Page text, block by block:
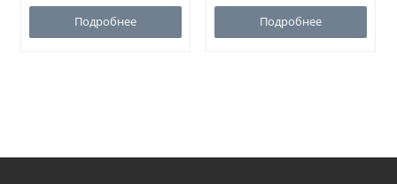
Подробнее Подробнее